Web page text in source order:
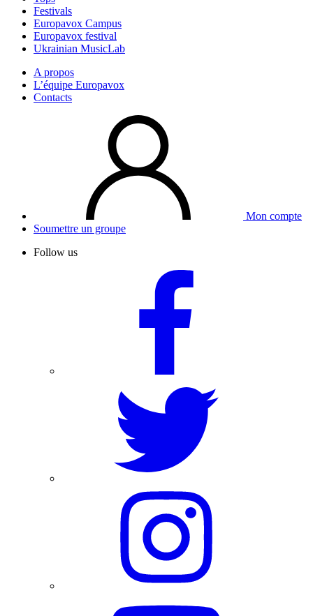
Festivals
Europavox Campus
Europavox festival
Ukrainian MusicLab
A propos
L’équipe Europavox
Contacts
Mon compte
Soumettre un groupe
Follow us